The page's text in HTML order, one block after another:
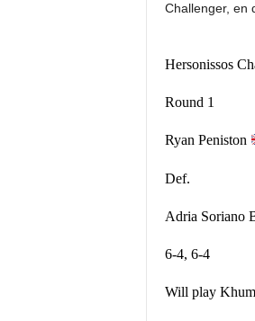
Challenger, en
Hersonissos
Round 1
Ryan Peniston
Def.
Adria Soriano
6-4, 6-4
Will play